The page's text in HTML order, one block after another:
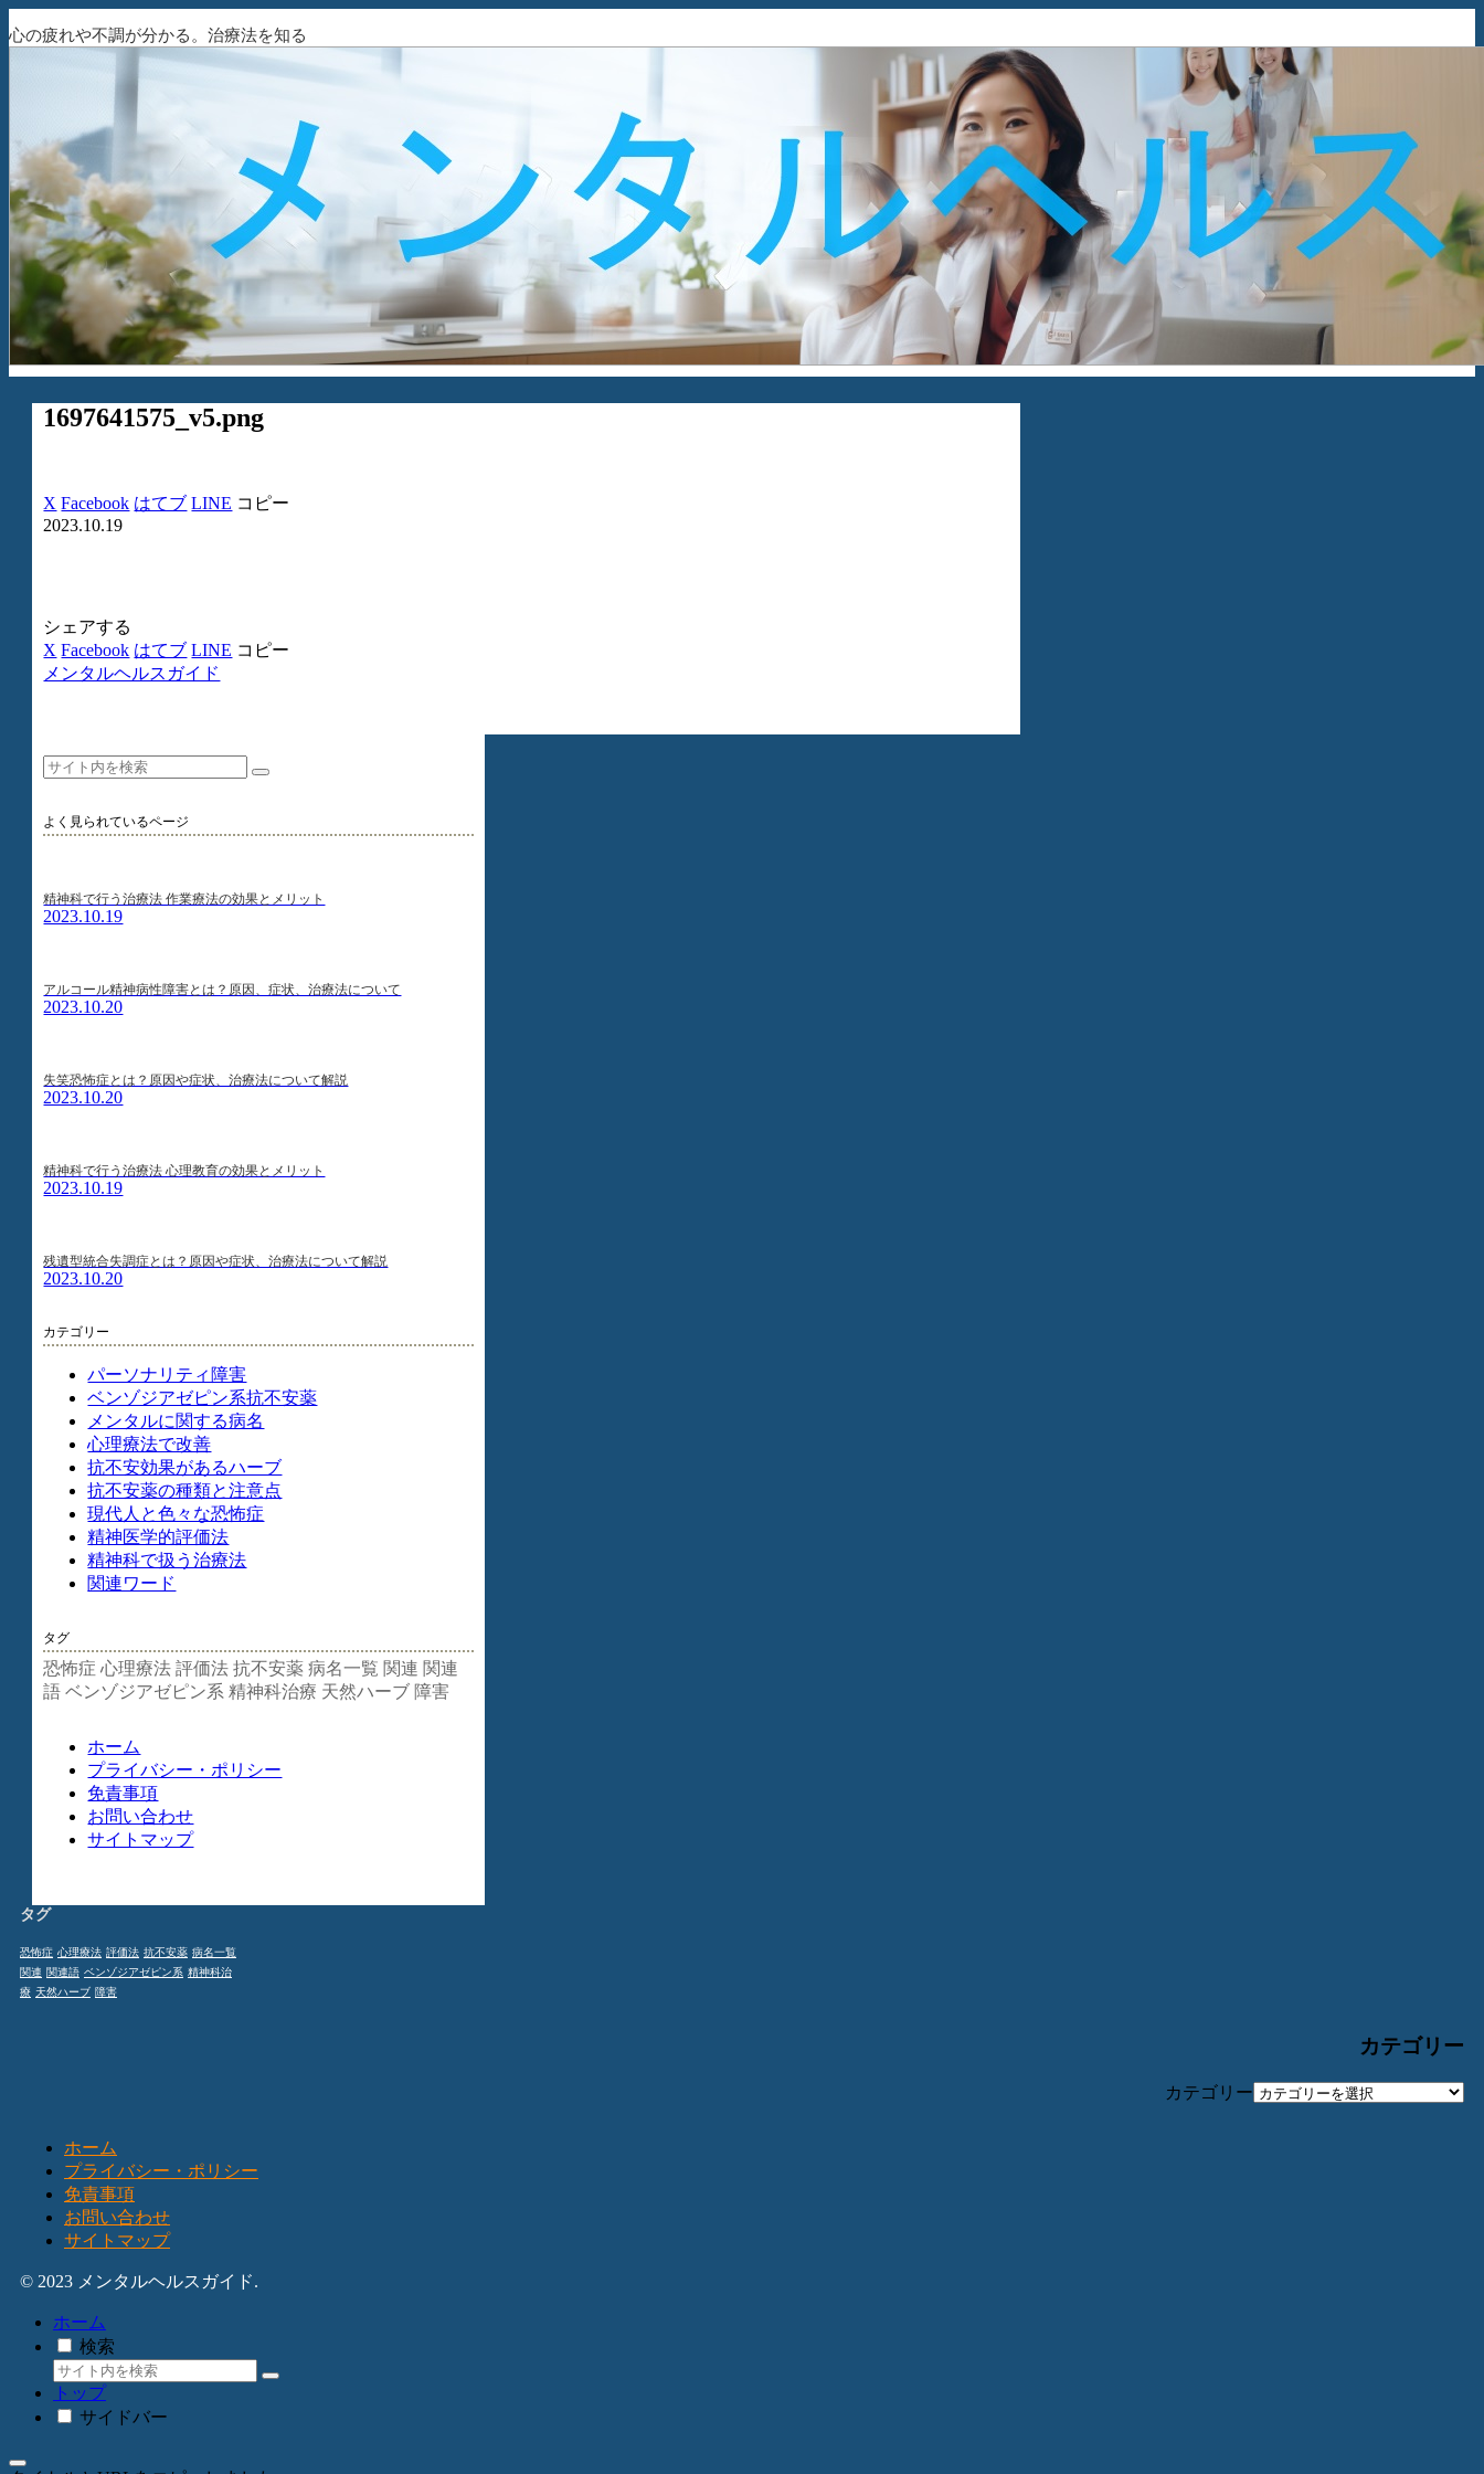
心の疲れや不調が分かる。治療法を知る
1697641575_v5.png
X Facebook はてブ LINE コピー
2023.10.19
シェアする
X Facebook はてブ LINE コピー
メンタルヘルスガイド
よく見られているページ
精神科で行う治療法 作業療法の効果とメリット
2023.10.19
アルコール精神病性障害とは？原因、症状、治療法について
2023.10.20
失笑恐怖症とは？原因や症状、治療法について解説
2023.10.20
精神科で行う治療法 心理教育の効果とメリット
2023.10.19
残遺型統合失調症とは？原因や症状、治療法について解説
2023.10.20
カテゴリー
パーソナリティ障害
ベンゾジアゼピン系抗不安薬
メンタルに関する病名
心理療法で改善
抗不安効果があるハーブ
抗不安薬の種類と注意点
現代人と色々な恐怖症
精神医学的評価法
精神科で扱う治療法
関連ワード
タグ
恐怖症 心理療法 評価法 抗不安薬 病名一覧 関連 関連
語 ベンゾジアゼピン系 精神科治療 天然ハーブ 障害
ホーム
プライバシー・ポリシー
免責事項
お問い合わせ
サイトマップ
タグ
恐怖症 心理療法 評価法 抗不安薬 病名一覧
関連 関連語 ベンゾジアゼピン系 精神科治
療 天然ハーブ 障害
カテゴリー
カテゴリー
ホーム
プライバシー・ポリシー
免責事項
お問い合わせ
サイトマップ
© 2023 メンタルヘルスガイド.
ホーム
検索
トップ
サイドバー